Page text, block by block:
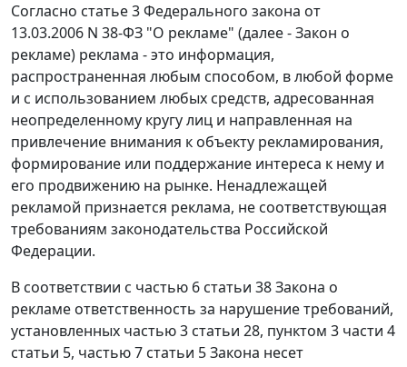
Согласно статье 3 Федерального закона от
13.03.2006 N 38-ФЗ "О рекламе" (далее - Закон о
рекламе) реклама - это информация,
распространенная любым способом, в любой форме
и с использованием любых средств, адресованная
неопределенному кругу лиц и направленная на
привлечение внимания к объекту рекламирования,
формирование или поддержание интереса к нему и
его продвижению на рынке. Ненадлежащей
рекламой признается реклама, не соответствующая
требованиям законодательства Российской
Федерации.
В соответствии с частью 6 статьи 38 Закона о
рекламе ответственность за нарушение требований,
установленных частью 3 статьи 28, пунктом 3 части 4
статьи 5, частью 7 статьи 5 Закона несет